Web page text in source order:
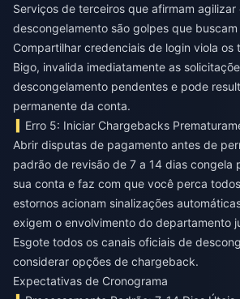
Serviços de terceiros que afirmam
descongelamento são golpes que
Compartilhar credenciais de login viola os
Bigo, invalida imediatamente as
descongelamento pendentes e pode
permanente da conta.
Erro 5: Iniciar Chargebacks
Abrir disputas de pagamento antes de
padrão de revisão de 7 a 14 dias congela
sua conta e faz com que você perca
estornos acionam sinalizações
exigem o envolvimento do departamento
Esgote todos os canais oficiais de
considerar opções de chargeback.
Expectativas de Cronograma